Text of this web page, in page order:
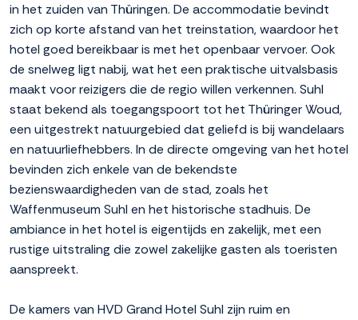
in het zuiden van Thüringen. De accommodatie bevindt
zich op korte afstand van het treinstation, waardoor het
hotel goed bereikbaar is met het openbaar vervoer. Ook
de snelweg ligt nabij, wat het een praktische uitvalsbasis
maakt voor reizigers die de regio willen verkennen. Suhl
staat bekend als toegangspoort tot het Thüringer Woud,
een uitgestrekt natuurgebied dat geliefd is bij wandelaars
en natuurliefhebbers. In de directe omgeving van het hotel
bevinden zich enkele van de bekendste
bezienswaardigheden van de stad, zoals het
Waffenmuseum Suhl en het historische stadhuis. De
ambiance in het hotel is eigentijds en zakelijk, met een
rustige uitstraling die zowel zakelijke gasten als toeristen
aanspreekt.
De kamers van HVD Grand Hotel Suhl zijn ruim en